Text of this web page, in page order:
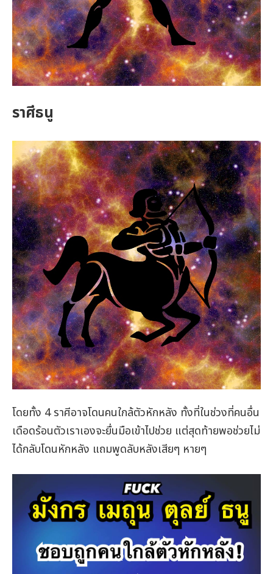
ราศีธนู
โดยทั้ง 4 ราศีอาจโดนคนใกล้ตัวหักหลัง ทั้งที่ในช่วงที่คนอื่น
เดือดร้อนตัวเราเองจะยื่นมือเข้าไปช่วย แต่สุดท้ายพอช่วยไม่
ได้กลับโดนหักหลัง แถมพูดลับหลังเสียๆ หายๆ